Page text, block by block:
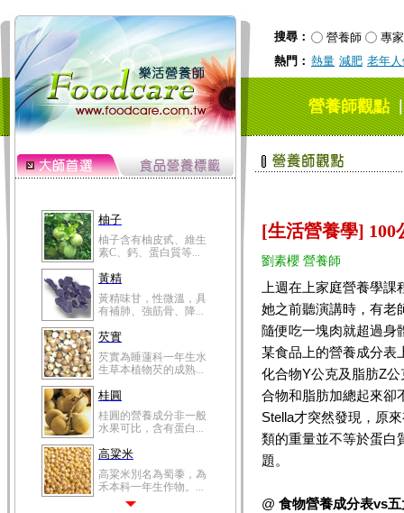
搜尋： 營養師
專家
熱門： 熱量 減肥 老年
營養師觀點
柚子
柚子含有柚皮甙、維生
素C、鈣、蛋白質等...
黃精
黃精味甘，性微溫，具
有補肺、強筋骨、降...
芡實
芡實為睡蓮科一年生水
生草本植物芡的成熟...
桂圓
桂圓的營養成分非一般
水果可比，含有蛋白...
高粱米
高粱米別名為蜀黍，為
禾本科一年生作物。...
[生活營養學] 100
劉素櫻 營養師
上週在上家庭營養學
她之前聽演講時，有老
隨便吃一塊肉就超過
某食品上的營養成分表
化合物Y公克及脂肪Z
合物和脂肪加總起來
Stella才突然發現，原
類的重量並不等於蛋白
題。
@ 食物營養成分表vs